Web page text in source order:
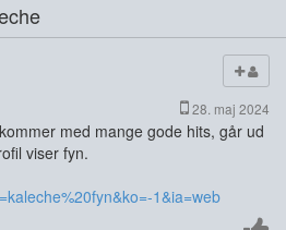
28. maj 2024
med mange gode hits, går ud
viser fyn.
1&ia=web